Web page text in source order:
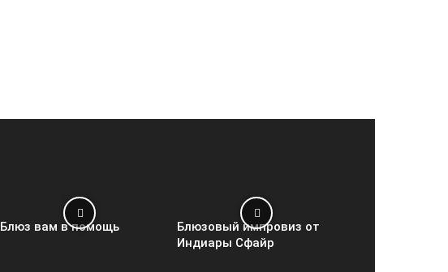
Блюз вам в помощь
Блюзовый импровиз от
Индиары Сфайр